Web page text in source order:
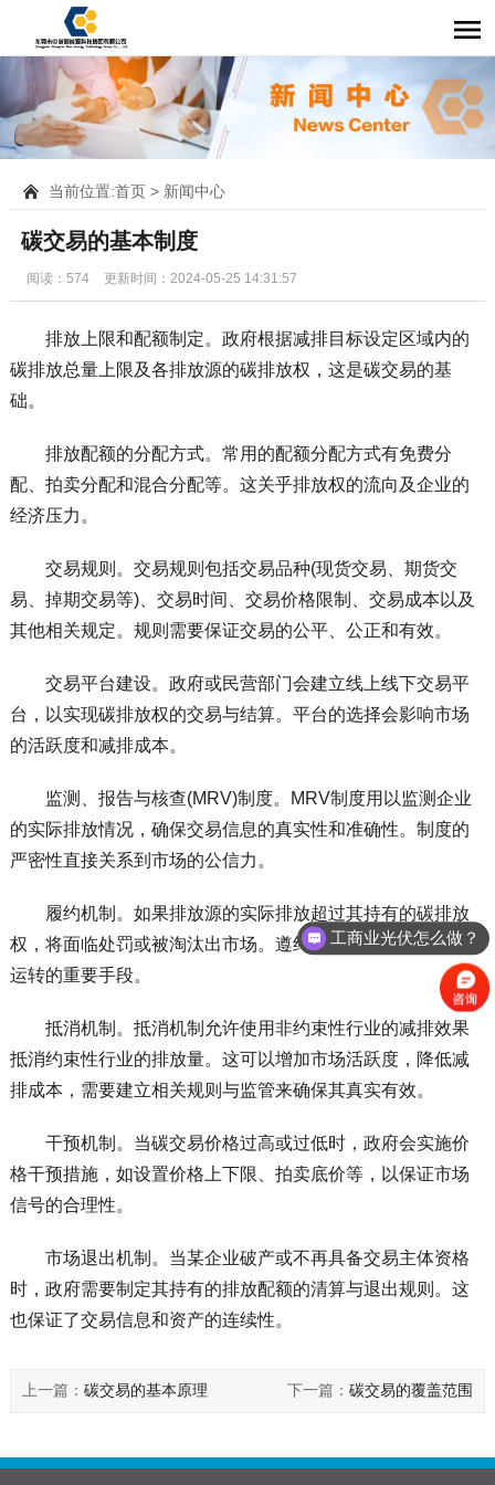
当前位置:首页> 新闻中心
碳交易的基本制度
阅读：574 更新时间：2024-05-25 14:31:57
排放上限和配额制定。政府根据减排目标设定区域内的
碳排放总量上限及各排放源的碳排放权，这是碳交易的基
础。
排放配额的分配方式。常用的配额分配方式有免费分
配、拍卖分配和混合分配等。这关乎排放权的流向及企业的
经济压力。
交易规则。交易规则包括交易品种(现货交易、期货交
易、掉期交易等)、交易时间、交易价格限制、交易成本以及
其他相关规定。规则需要保证交易的公平、公正和有效。
交易平台建设。政府或民营部门会建立线上线下交易平
台，以实现碳排放权的交易与结算。平台的选择会影响市场
的活跃度和减排成本。
监测、报告与核查(MRV)制度。MRV制度用以监测企业
的实际排放情况，确保交易信息的真实性和准确性。制度的
严密性直接关系到市场的公信力。
履约机制。如果排放源的实际排放超过其持有的碳排放
权，将面临处罚或被淘汰出市场。遵约机制是保障市场正常
运转的重要手段。
抵消机制。抵消机制允许使用非约束性行业的减排效果
抵消约束性行业的排放量。这可以增加市场活跃度，降低减
排成本，需要建立相关规则与监管来确保其真实有效。
干预机制。当碳交易价格过高或过低时，政府会实施价
格干预措施，如设置价格上下限、拍卖底价等，以保证市场
信号的合理性。
市场退出机制。当某企业破产或不再具备交易主体资格
时，政府需要制定其持有的排放配额的清算与退出规则。这
也保证了交易信息和资产的连续性。
上一篇： 碳交易的基本原理 下一篇：碳交易的覆盖范围
工商业光伏怎么做？